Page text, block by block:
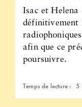
Isac et Helena
définitivement
afin que ce
poursuivre.
Temps de lecture : 5